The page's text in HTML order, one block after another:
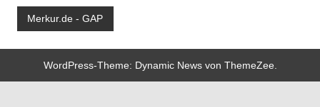
Merkur.de - GAP
WordPress-Theme: Dynamic News von ThemeZee.